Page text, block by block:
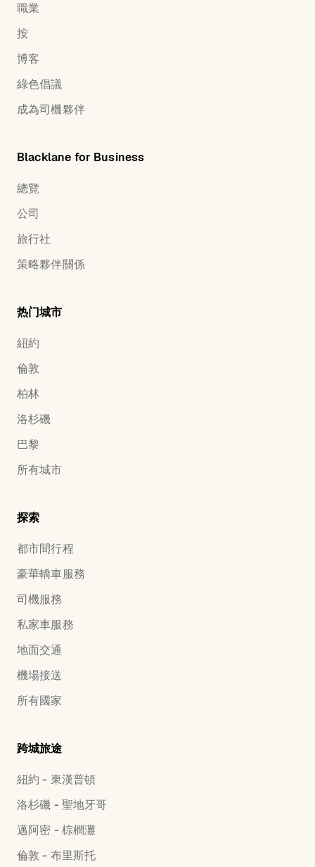
職業
按
博客
綠色倡議
成為司機夥伴
Blacklane for Business
總覽
公司
旅行社
策略夥伴關係
热门城市
紐約
倫敦
柏林
洛杉磯
巴黎
所有城市
探索
都市間行程
豪華轎車服務
司機服務
私家車服務
地面交通
機場接送
所有國家
跨城旅途
紐約 - 東漢普頓
洛杉磯 - 聖地牙哥
邁阿密 - 棕櫚灘
倫敦 - 布里斯托